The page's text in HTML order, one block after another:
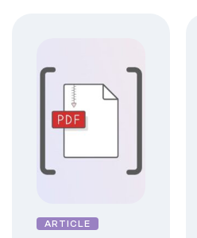
ARTICLE